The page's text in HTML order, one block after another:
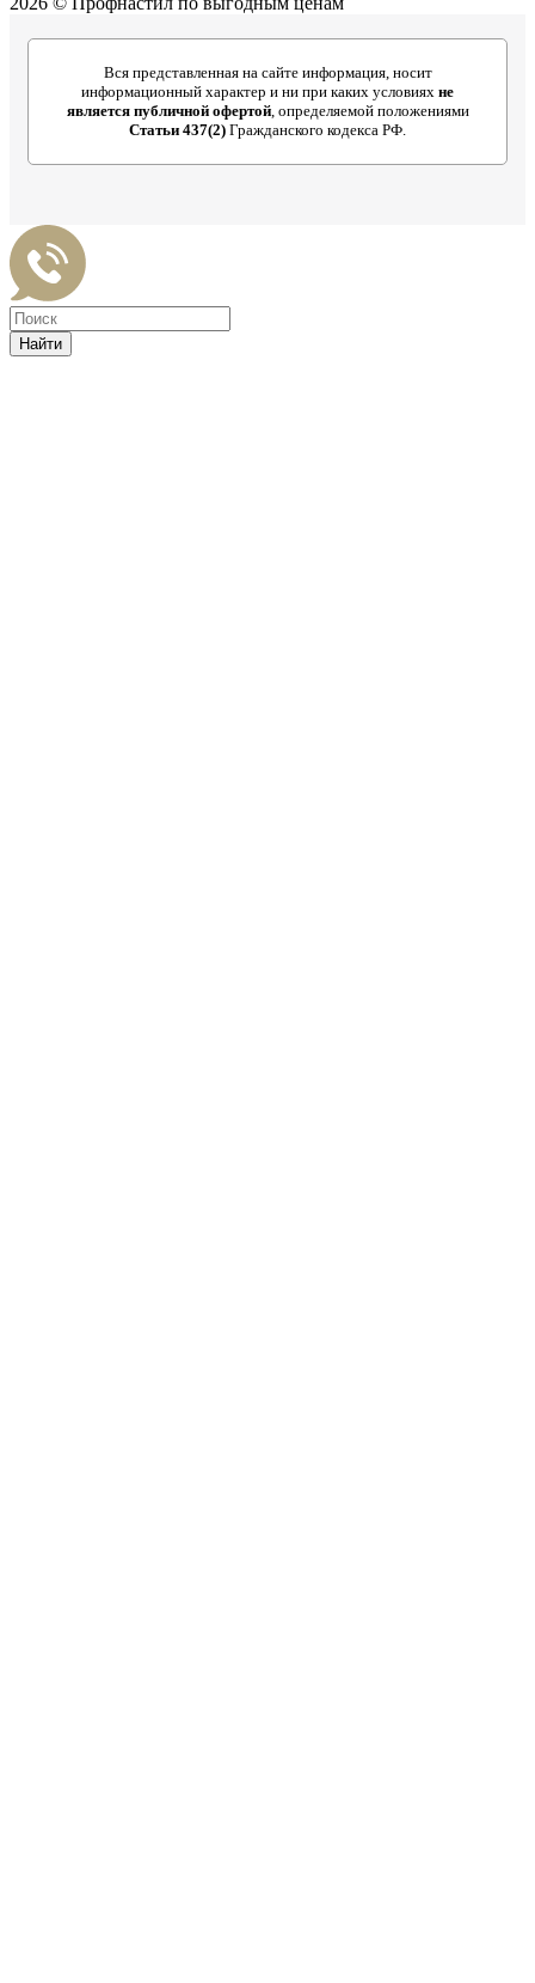
Вся представленная на сайте информация, носит
информационный характер и ни при каких условиях не
является публичной офертой, определяемой положениями
Статьи 437(2) Гражданского кодекса РФ.
Найти